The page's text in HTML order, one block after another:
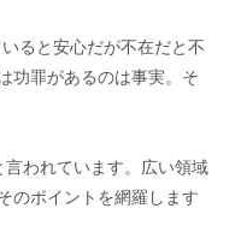
ると安心だが不在だと不
功罪があるのは事実。そ
われています。広い領域
のポイントを網羅します